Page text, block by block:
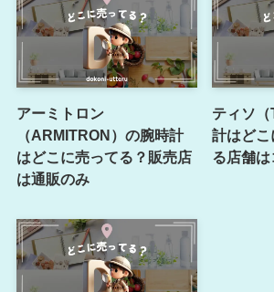
アーミトロン
（ARMITRON）の腕時計
はどこに売ってる？販売店
は通販のみ
ティソ
計はどこ
る店舗は